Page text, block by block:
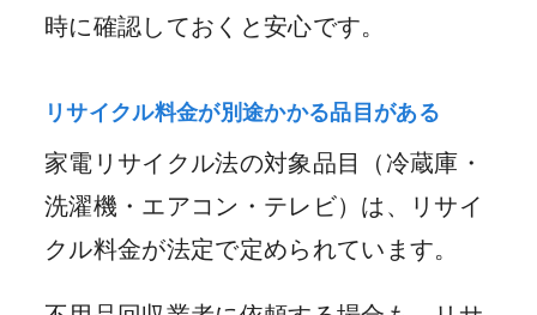
時に確認しておくと安心です。
リサイクル料金が別途かかる品目がある
家電リサイクル法の対象品目（冷蔵庫・
洗濯機・エアコン・テレビ）は、リサイ
クル料金が法定で定められています。